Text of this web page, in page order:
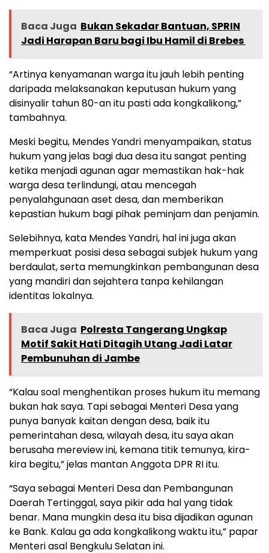
Baca Juga Bukan Sekadar Bantuan, SPRIN
Jadi Harapan Baru bagi Ibu Hamil di Brebes
“Artinya kenyamanan warga itu jauh lebih penting
daripada melaksanakan keputusan hukum yang
disinyalir tahun 80-an itu pasti ada kongkalikong,”
tambahnya.
Meski begitu, Mendes Yandri menyampaikan, status
hukum yang jelas bagi dua desa itu sangat penting
ketika menjadi agunan agar memastikan hak-hak
warga desa terlindungi, atau mencegah
penyalahgunaan aset desa, dan memberikan
kepastian hukum bagi pihak peminjam dan penjamin.
Selebihnya, kata Mendes Yandri, hal ini juga akan
memperkuat posisi desa sebagai subjek hukum yang
berdaulat, serta memungkinkan pembangunan desa
yang mandiri dan sejahtera tanpa kehilangan
identitas lokalnya.
Baca Juga Polresta Tangerang Ungkap
Motif Sakit Hati Ditagih Utang Jadi Latar
Pembunuhan di Jambe
“Kalau soal menghentikan proses hukum itu memang
bukan hak saya. Tapi sebagai Menteri Desa yang
punya banyak kaitan dengan desa, baik itu
pemerintahan desa, wilayah desa, itu saya akan
berusaha mereview ini, kemana titik temunya, kira-
kira begitu,” jelas mantan Anggota DPR RI itu.
“Saya sebagai Menteri Desa dan Pembangunan
Daerah Tertinggal, saya pikir ada hal yang tidak
benar. Mana mungkin desa itu bisa dijadikan agunan
ke Bank. Kalau ga ada kongkalikong waktu itu,” papar
Menteri asal Bengkulu Selatan ini.